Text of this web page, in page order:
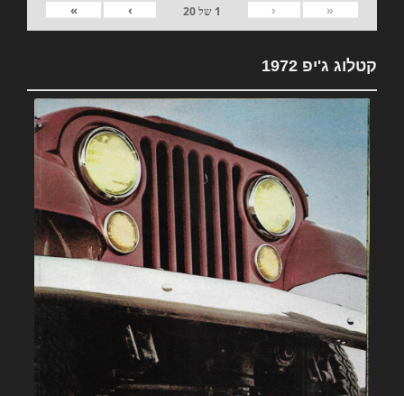
«
‹
1 של20
›
»
קטלוג ג'יפ 1972